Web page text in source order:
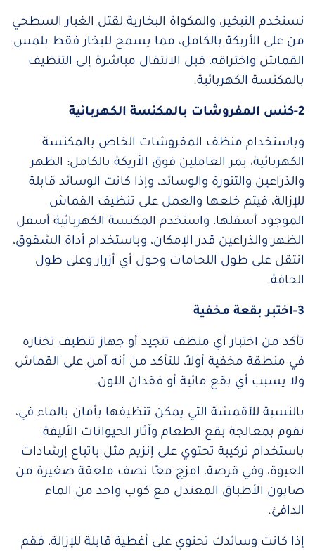
نستخدم التبخير، والمكواة البخارية لقتل الغبار السطحي
من على الأريكة بالكامل، مما يسمح للبخار فقط بلمس
القماش واختراقه، قبل الانتقال مباشرة إلى التنظيف
بالمكنسة الكهربائية.
2-كنس المفروشات بالمكنسة الكهربائية
وباستخدام منظف المفروشات الخاص بالمكنسة
الكهربائية، يمر العاملين فوق الأريكة بالكامل: الظهر
والذراعين والتنورة والوسائد، وإذا كانت الوسائد قابلة
للإزالة، فيتم خلعها والعمل على تنظيف القماش
الموجود أسفلها، واستخدم المكنسة الكهربائية أسفل
الظهر والذراعين قدر الإمكان، وباستخدام أداة الشقوق،
انتقل على طول اللحامات وحول أي أزرار وعلى طول
الحافة.
3-اختبر بقعة مخفية
تأكد من اختبار أي منظف تنجيد أو جهاز تنظيف تختاره
في منطقة مخفية أولاً، للتأكد من أنه آمن على القماش
ولا يسبب أي بقع مائية أو فقدان اللون.
بالنسبة للأقمشة التي يمكن تنظيفها بأمان بالماء في،
نقوم بمعالجة بقع الطعام وآثار الحيوانات الأليفة
باستخدام تركيبة تحتوي على إنزيم مثل باتباع إرشادات
العبوة، وفي قرصة، امزج معًا نصف ملعقة صغيرة من
صابون الأطباق المعتدل مع كوب واحد من الماء
الدافئ.
إذا كانت وسائدك تحتوي على أغطية قابلة للإزالة، فقم